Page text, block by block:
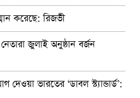
করেছে: রিজভী
জুলাই অনুষ্ঠান বর্জন
দেওয়া ভারতের ‘ডাবল স্ট্যান্ডার্ড’: